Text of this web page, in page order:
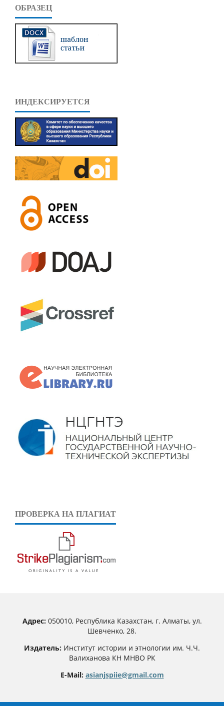
ОБРАЗЕЦ
ИНДЕКСИРУЕТСЯ
ПРОВЕРКА НА ПЛАГИАТ
Адрес:050010, Республика Казахстан, г. Алматы, ул.
Шевченко, 28.
Издатель: Институт истории и этнологии им. Ч.Ч.
Валиханова КН МНВО РК
E-Mail: asianjspiie@gmail.com